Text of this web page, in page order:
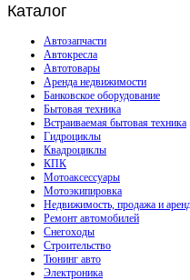
Каталог
Автозапчасти
Автокресла
Автотовары
Аренда недвижимости
Банковское оборудование
Бытовая техника
Встраиваемая бытовая техника
Гидроциклы
Квадроциклы
КПК
Мотоаксессуары
Мотоэкипировка
Недвижимость, продажа и
Ремонт автомобилей
Снегоходы
Строительство
Тюнинг авто
Электроника